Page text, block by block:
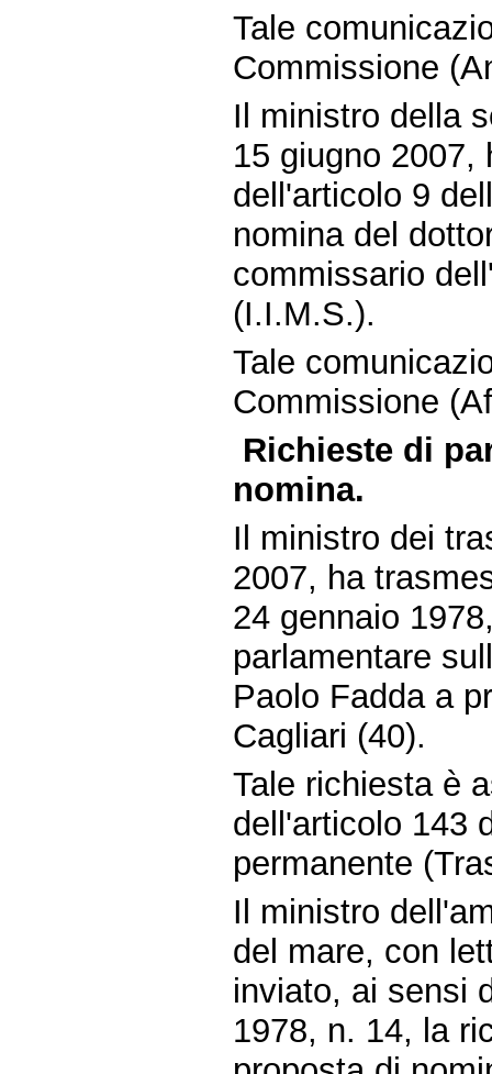
Tale
Commissione
Il ministro della
15 giugno 2007,
dell'articolo 9
nomina del
commissario
(I.I.M.S.).
Tale
Commissione
Richieste di
nomina.
Il ministro dei
2007, ha
24 gennaio
parlamentare
Paolo Fadda a
Cagliari (40).
Tale richiesta è
dell'articolo 143
permanente
Il ministro
del mare, con
inviato, ai sensi
1978, n. 14, la